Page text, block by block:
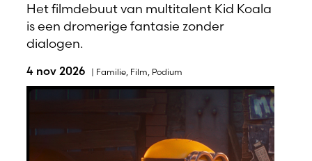
Het filmdebuut van multitalent Kid Koala
is een dromerige fantasie zonder
dialogen.
4 nov 2026 | Familie, Film, Podium